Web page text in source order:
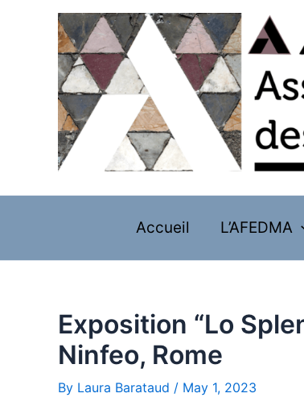
Accueil L’AFEDMA
Exposition “Lo
Ninfeo, Rome
By Laura Barataud / May 1, 2023